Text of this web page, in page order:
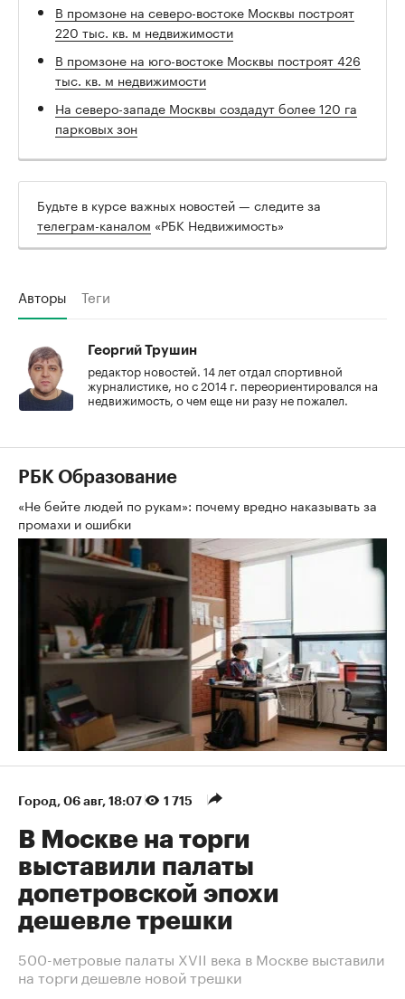
00:00
В промзоне на северо-востоке Москвы построят
220 тыс. кв. м недвижимости
В промзоне на юго-востоке Москвы построят 426
тыс. кв. м недвижимости
На северо-западе Москвы создадут более 120 га
парковых зон
Будьте в курсе важных новостей — следите за
телеграм-каналом «РБК Недвижимость»
Авторы Теги
Георгий Трушин
редактор новостей. 14 лет отдал спортивной
журналистике, но с 2014 г. переориентировался на
недвижимость, о чем еще ни разу не пожалел.
РБК Образование
«Не бейте людей по рукам»: почему вредно наказывать за
промахи и ошибки
Город 06 авг, 18:07 1 715
В Москве на торги
выставили палаты
допетровской эпохи
дешевле трешки
500-метровые палаты XVII века в Москве выставили
на торги дешевле новой трешки